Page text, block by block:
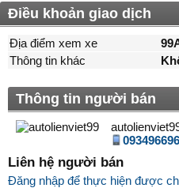
Điều khoản giao dịch
Địa điểm xem xe
Thông tin khác
Thông tin người bán
Liên hệ người bán
Đăng nhập để thực hiện được